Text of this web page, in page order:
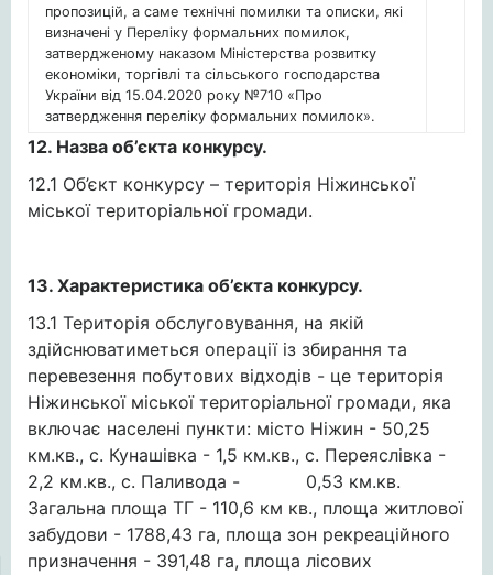
пропозицій, а саме технічні помилки та описки, які
визначені у Переліку формальних помилок,
затвердженому наказом Міністерства розвитку
економіки, торгівлі та сільського господарства
України від 15.04.2020 року №710 «Про
затвердження переліку формальних помилок».
12. Назва об’єкта конкурсу.
12.1 Об’єкт конкурсу – територія Ніжинської
міської територіальної громади.
13. Характеристика об’єкта конкурсу.
13.1 Територія обслуговування, на якій
здійснюватиметься операції із збирання та
перевезення побутових відходів - це територія
Ніжинської міської територіальної громади, яка
включає населені пункти: місто Ніжин - 50,25
км.кв., с. Кунашівка - 1,5 км.кв., с. Переяслівка -
2,2 км.кв., с. Паливода - 0,53 км.кв.
Загальна площа ТГ - 110,6 км кв., площа житлової
забудови - 1788,43 га, площа зон рекреаційного
призначення - 391,48 га, площа лісових